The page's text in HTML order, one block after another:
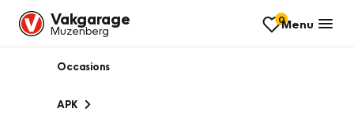
Vakgarage
Muzenberg
0Menu
Occasions
APK